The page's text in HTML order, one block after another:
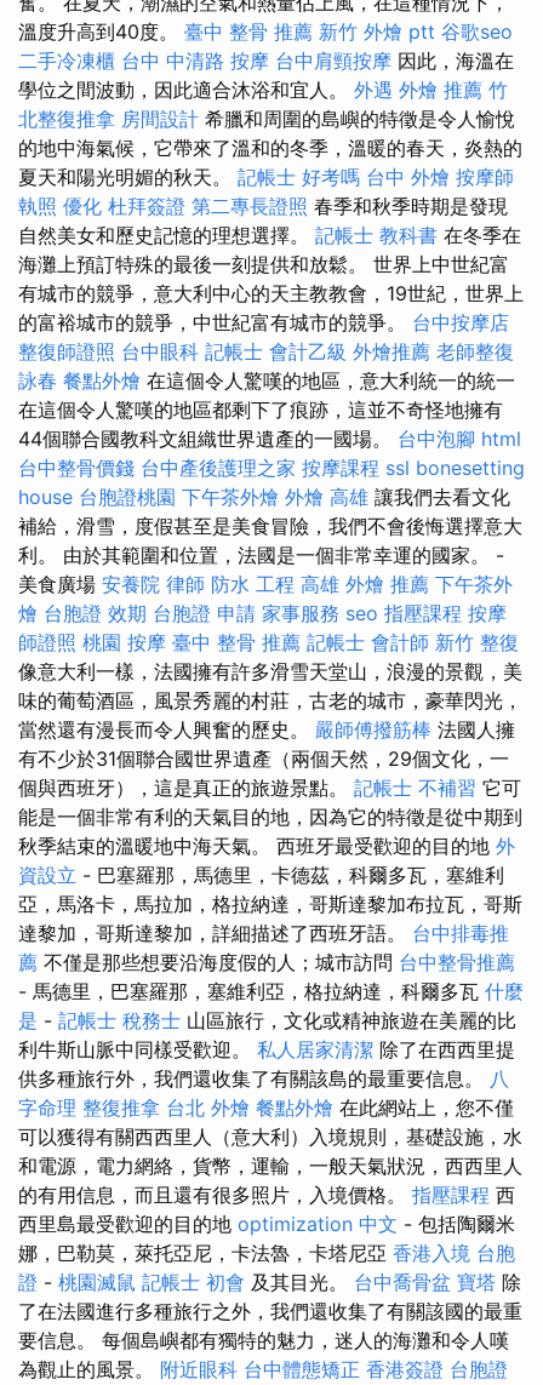
溫度升高到40度。 臺中 整骨 推薦 新竹 外燴 ptt 谷歌seo
二手冷凍櫃 台中 中清路 按摩 台中肩頸按摩 因此，海溫在
學位之間波動，因此適合沐浴和宜人。 外遇 外燴 推薦 竹
北整復推拿 房間設計 希臘和周圍的島嶼的特徵是令人愉悅
的地中海氣候，它帶來了溫和的冬季，溫暖的春天，炎熱的
夏天和陽光明媚的秋天。 記帳士 好考嗎 台中 外燴 按摩師
執照 優化 杜拜簽證 第二專長證照 春季和秋季時期是發現
自然美女和歷史記憶的理想選擇。 記帳士 教科書 在冬季在
海灘上預訂特殊的最後一刻提供和放鬆。 世界上中世紀富
有城市的競爭，意大利中心的天主教教會，19世紀，世界上
的富裕城市的競爭，中世紀富有城市的競爭。 台中按摩店
整復師證照 台中眼科 記帳士 會計乙級 外燴推薦 老師整復
詠春 餐點外燴 在這個令人驚嘆的地區，意大利統一的統一
在這個令人驚嘆的地區都剩下了痕跡，這並不奇怪地擁有
44個聯合國教科文組織世界遺產的一國場。 台中泡腳 html
台中整骨價錢 台中產後護理之家 按摩課程 ssl bonesetting
house 台胞證桃園 下午茶外燴 外燴 高雄 讓我們去看文化
補給，滑雪，度假甚至是美食冒險，我們不會後悔選擇意大
利。 由於其範圍和位置，法國是一個非常幸運的國家。 -
美食廣場 安養院 律師 防水 工程 高雄 外燴 推薦 下午茶外
燴 台胞證 效期 台胞證 申請 家事服務 seo 指壓課程 按摩
師證照 桃園 按摩 臺中 整骨 推薦 記帳士 會計師 新竹 整復
像意大利一樣，法國擁有許多滑雪天堂山，浪漫的景觀，美
味的葡萄酒區，風景秀麗的村莊，古老的城市，豪華閃光，
當然還有漫長而令人興奮的歷史。 嚴師傅撥筋棒 法國人擁
有不少於31個聯合國世界遺產（兩個天然，29個文化，一
個與西班牙），這是真正的旅遊景點。 記帳士 不補習 它可
能是一個非常有利的天氣目的地，因為它的特徵是從中期到
秋季結束的溫暖地中海天氣。 西班牙最受歡迎的目的地 外
資設立 - 巴塞羅那，馬德里，卡德茲，科爾多瓦，塞維利
亞，馬洛卡，馬拉加，格拉納達，哥斯達黎加布拉瓦，哥斯
達黎加，哥斯達黎加，詳細描述了西班牙語。 台中排毒推
薦 不僅是那些想要沿海度假的人；城市訪問 台中整骨推薦
- 馬德里，巴塞羅那，塞維利亞，格拉納達，科爾多瓦 什麼
是 - 記帳士 稅務士 山區旅行，文化或精神旅遊在美麗的比
利牛斯山脈中同樣受歡迎。 私人居家清潔 除了在西西里提
供多種旅行外，我們還收集了有關該島的最重要信息。 八
字命理 整復推拿 台北 外燴 餐點外燴 在此網站上，您不僅
可以獲得有關西西里人（意大利）入境規則，基礎設施，水
和電源，電力網絡，貨幣，運輸，一般天氣狀況，西西里人
的有用信息，而且還有很多照片，入境價格。 指壓課程 西
西里島最受歡迎的目的地 optimization 中文 - 包括陶爾米
娜，巴勒莫，萊托亞尼，卡法魯，卡塔尼亞 香港入境 台胞
證 - 桃園滅鼠 記帳士 初會 及其目光。 台中喬骨盆 寶塔 除
了在法國進行多種旅行之外，我們還收集了有關該國的最重
要信息。 每個島嶼都有獨特的魅力，迷人的海灘和令人嘆
為觀止的風景。 附近眼科 台中體態矯正 香港簽證 台胞證